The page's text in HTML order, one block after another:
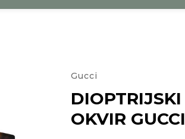
Gucci
DIOPTRIJSKI
OKVIR GUCCI